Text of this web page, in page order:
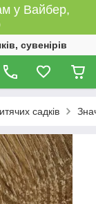
у Вайбер,
сувенірів
садків